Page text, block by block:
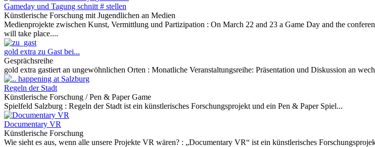
Gameday und Tagung schnitt # stellen
Künstlerische Forschung mit Jugendlichen an Medien
Medienprojekte zwischen Kunst, Vermittlung und Partizipation : On March 22 and 23 a Game Day and the
will take place....
gold extra zu Gast bei...
Gesprächsreihe
gold extra gastiert an ungewöhnlichen Orten : Monatliche Veranstaltungsreihe: Präsentation und Diskussion an
Regeln der Stadt
Künstlerische Forschung / Pen & Paper Game
Spielfeld Salzburg : Regeln der Stadt ist ein künstlerisches Forschungsprojekt und ein Pen & Paper Spiel...
Documentary VR
Künstlerische Forschung
Wie sieht es aus, wenn alle unsere Projekte VR wären? : „Documentary VR“ ist ein künstlerisches